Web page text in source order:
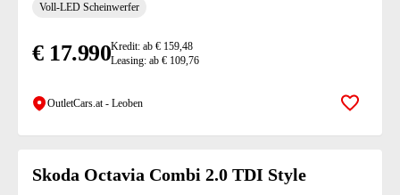
Voll-LED Scheinwerfer
€ 17.990Kredit: ab € 159,48
Leasing: ab € 109,76
OutletCars.at - Leoben Zur
Skoda Octavia Combi 2.0 TDI Style